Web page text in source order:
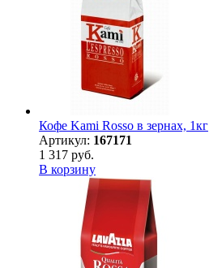
Кофе Kami Rosso в зернах, 1кг
Артикул: 167171
1 317 руб.
В корзину